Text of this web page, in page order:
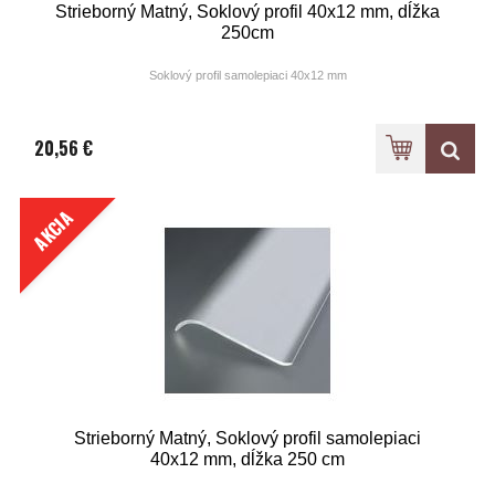
Strieborný Matný, Soklový profil 40x12 mm, dĺžka
250cm
Soklový profil samolepiaci 40x12 mm
20,56 €
AKCIA
Strieborný Matný, Soklový profil samolepiaci
40x12 mm, dĺžka 250 cm